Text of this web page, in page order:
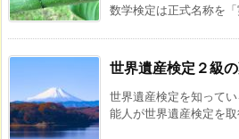
数学検定は正式名称を
世界遺産検定２級
世界遺産検定を知って
能人が世界遺産検定を